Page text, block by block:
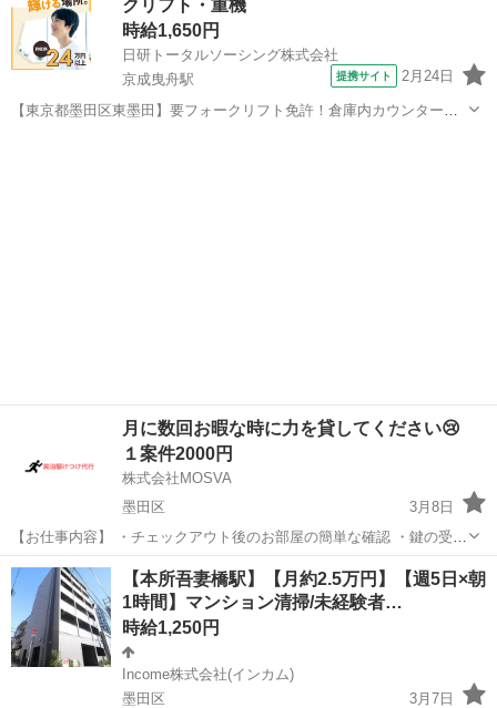
事です。 【募集...クリフト・重機
時給1,650円
日研トータルソーシング株式会社
京成曳舟駅
提携サイト 2月24日
【東京都墨田区東墨田】要フォークリフト免許！倉庫内カウンターフ
月に数回お暇な時に力を貸してください😢
１案件2000円
株式会社MOSVA
墨田区
3月8日
【お仕事内容】 ・チェックアウト後のお部屋の簡単な確認 ・鍵の受け
渡しやサポート ・忘れ物やちょっとした設備トラブルの確認対応 特別
なスキルは必要ありません。未経験の方でも安心して始められるお仕
事です。 【募集...
東京 墨田区 その他
【本所吾妻橋駅】【月約2.5万円】【週5日×朝
1時間】マンション清掃/未経験者…
時給1,250円
Income株式会社(インカム)
墨田区
3月7日